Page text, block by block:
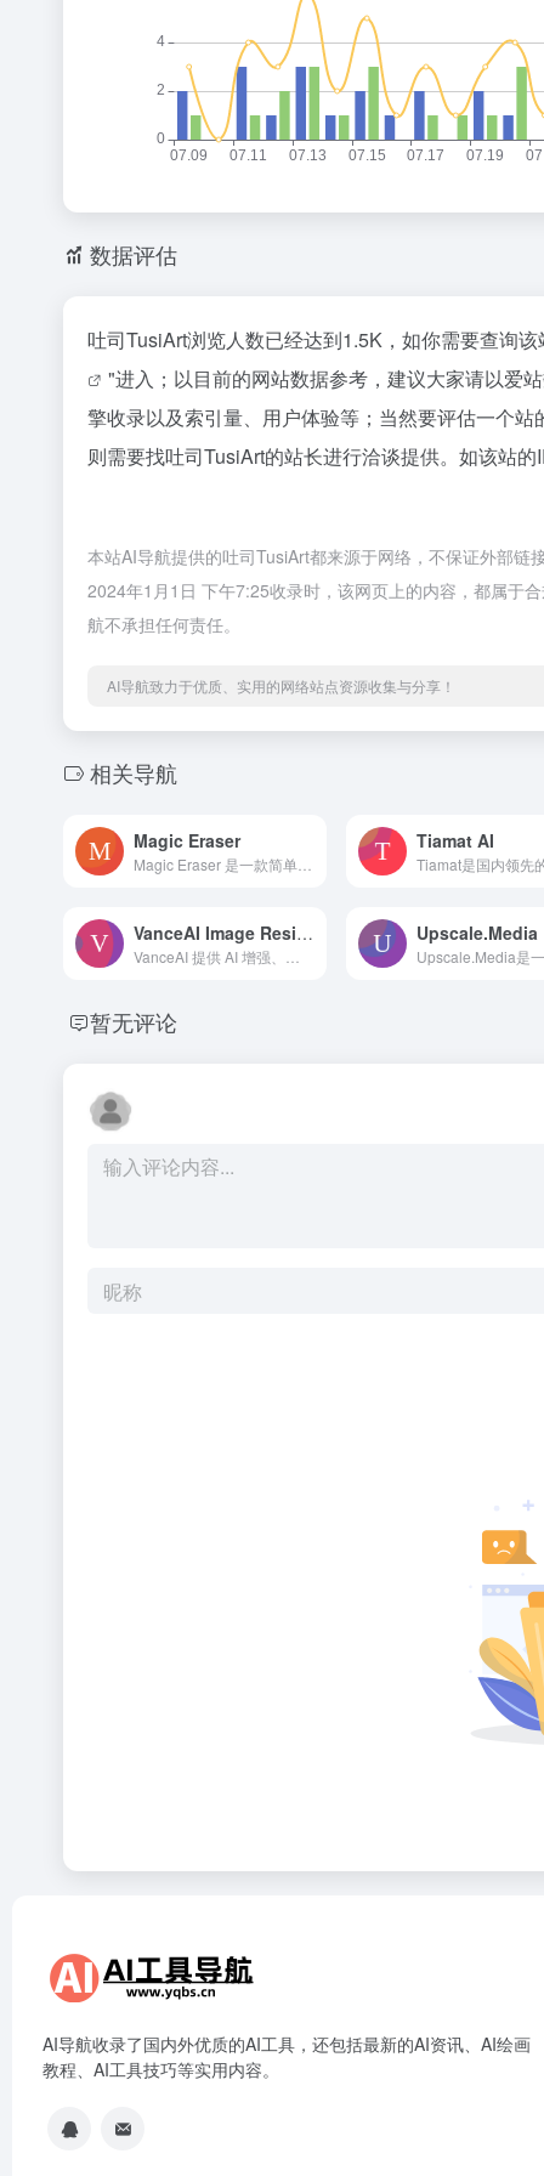
数据评估
吐司TusiArt浏览人数已经达到1.5K，如你需要查询
"进入；以目前的网站数据参考，建议大家请以爱
擎收录以及索引量、用户体验等；当然要评估一个
则需要找吐司TusiArt的站长进行洽谈提供。如该站
本站AI导航提供的吐司TusiArt都来源于网络，不保证外部
2024年1月1日 下午7:25收录时，该网页上的内容，都属于
航不承担任何责任。
AI导航致力于优质、实用的网络站点资源收集与分享！
相关导航
Magic Eraser Tiamat AI
VanceAI Image Resizer Upscale.Media
暂无评论
AI导航收录了国内外优质的AI工具，还包括最新的AI资讯、AI绘画
教程、AI工具技巧等实用内容。